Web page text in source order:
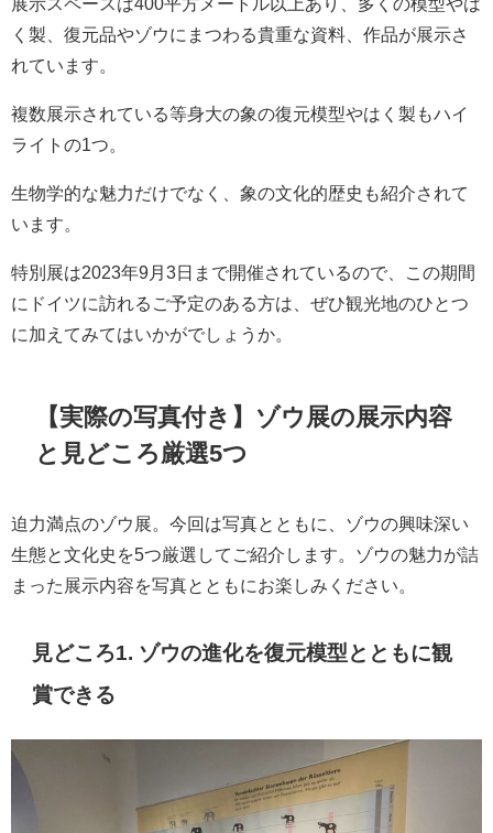
く製、復元品やゾウにまつわる貴重な資料、作品が展示さ
れています。
複数展示されている等身大の象の復元模型やはく製もハイ
ライトの1つ。
生物学的な魅力だけでなく、象の文化的歴史も紹介されて
います。
特別展は2023年9月3日まで開催されているので、この期間
にドイツに訪れるご予定のある方は、ぜひ観光地のひとつ
に加えてみてはいかがでしょうか。
【実際の写真付き】ゾウ展の展示内容
と見どころ厳選5つ
迫力満点のゾウ展。今回は写真とともに、ゾウの興味深い
生態と文化史を5つ厳選してご紹介します。ゾウの魅力が詰
まった展示内容を写真とともにお楽しみください。
見どころ1. ゾウの進化を復元模型とともに観
賞できる